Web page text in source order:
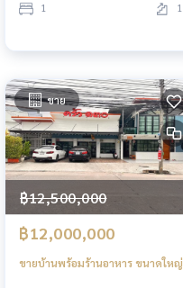
1 1
ขาย
฿12,500,000
฿12,000,000
ขายบ้านพร้อมร้านอาหาร ขนาดใหญ่